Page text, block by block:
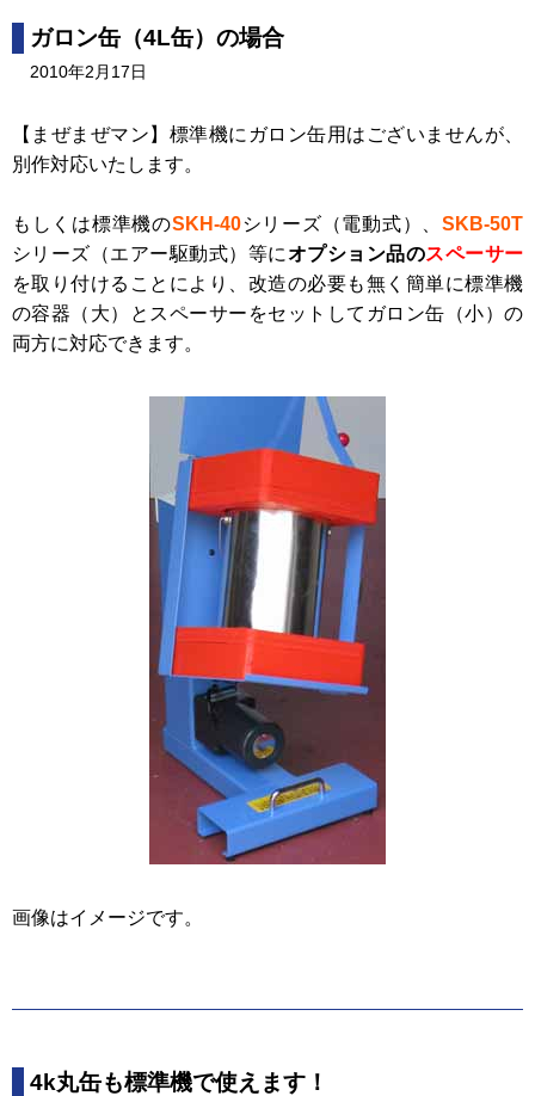
ガロン缶（4L缶）の場合
2010年2月17日
【まぜまぜマン】標準機にガロン缶用はございませんが、
別作対応いたします。
もしくは標準機のSKH-40シリーズ（電動式）、SKB-50T
シリーズ（エアー駆動式）等にオプション品のスペーサー
を取り付けることにより、改造の必要も無く簡単に標準機
の容器（大）とスペーサーをセットしてガロン缶（小）の
両方に対応できます。
画像はイメージです。
4k丸缶も標準機で使えます！